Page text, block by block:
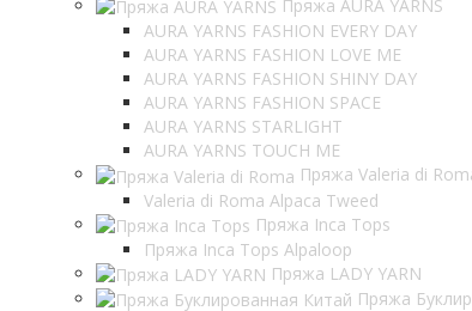
Пряжа AURA YARNS
AURA YARNS FASHION EVERY DAY
AURA YARNS FASHION LOVE ME
AURA YARNS FASHION SHINY DAY
AURA YARNS FASHION SPACE
AURA YARNS STARLIGHT
AURA YARNS TOUCH ME
Пряжа Valeria di
Valeria di Roma Alpaca Tweed
Пряжа Inca Tops
Пряжа Inca Tops Alpaloop
Пряжа LADY YARN
Пряжа